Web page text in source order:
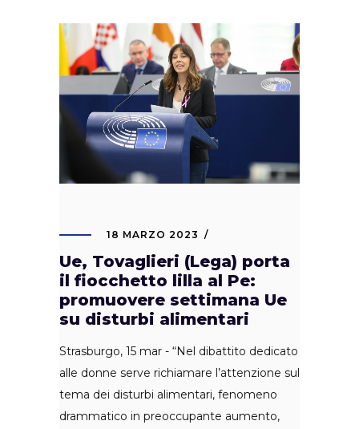
18 MARZO 2023
Ue, Tovaglieri (Lega) porta
il fiocchetto lilla al Pe:
promuovere settimana Ue
su disturbi alimentari
Strasburgo, 15 mar - “Nel dibattito dedicato
alle donne serve richiamare l’attenzione sul
tema dei disturbi alimentari, fenomeno
drammatico in preoccupante aumento,